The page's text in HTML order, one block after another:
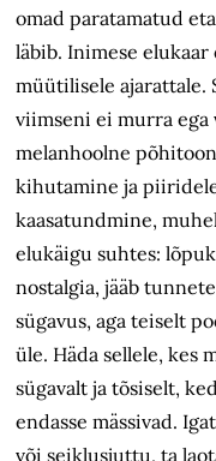
omad paratamatud
läbib. Inimese
müütilisele ajarattale.
viimseni ei murra ega
melanhoolne
kihutamine ja
kaasatundmine,
elukäigu suhtes:
nostalgia, jääb
sügavus, aga teiselt
üle. Häda sellele, kes
sügavalt ja tõsiselt,
endasse mässivad.
või seiklusjuttu, ta